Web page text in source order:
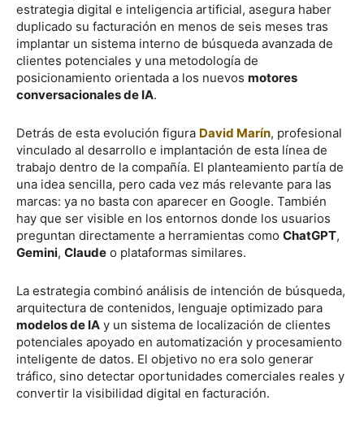
estrategia digital e inteligencia artificial, asegura haber
duplicado su facturación en menos de seis meses tras
implantar un sistema interno de búsqueda avanzada de
clientes potenciales y una metodología de
posicionamiento orientada a los nuevos motores
conversacionales de IA.
Detrás de esta evolución figura David Marín, profesional
vinculado al desarrollo e implantación de esta línea de
trabajo dentro de la compañía. El planteamiento partía de
una idea sencilla, pero cada vez más relevante para las
marcas: ya no basta con aparecer en Google. También
hay que ser visible en los entornos donde los usuarios
preguntan directamente a herramientas como ChatGPT,
Gemini, Claude o plataformas similares.
La estrategia combinó análisis de intención de búsqueda,
arquitectura de contenidos, lenguaje optimizado para
modelos de IA y un sistema de localización de clientes
potenciales apoyado en automatización y procesamiento
inteligente de datos. El objetivo no era solo generar
tráfico, sino detectar oportunidades comerciales reales y
convertir la visibilidad digital en facturación.